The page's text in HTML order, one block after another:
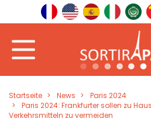
Startseite News
Paris 2024
Paris 2024: Frankfurter sollen zu
Verkehrsmitteln zu vermeiden